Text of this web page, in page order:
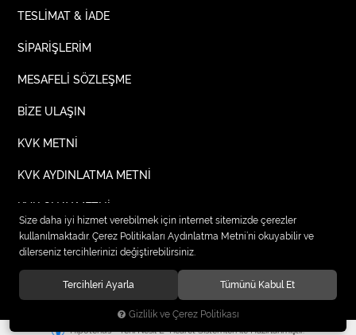
TESLİMAT & İADE
SİPARİŞLERİM
MESAFELİ SÖZLEŞME
BİZE ULAŞIN
KVK METNİ
KVK AYDINLATMA METNİ
KVK ONAY METNİ
© 2020TIPTEKS KURUMSAL İŞ ELBİSELERİ. Tüm hakları saklıdır.
Hipotenüs Yeni Nesil E-Ticaret Sistemleri ile Hazırlanmıştır.
Size daha iyi hizmet verebilmek için internet sitemizde çerezler
kullanılmaktadır. Çerez Politikaları Aydınlatma Metni’ni okuyabilir ve
dilerseniz tercihlerinizi değiştirebilirsiniz.
Tercihleri Ayarla Tümünü Kabul Et
Gizlilik ve Çerez Politikası